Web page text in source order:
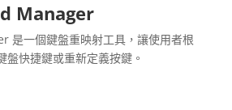
Manager
是一個鍵盤重映射工具，讓使用者根
盤快捷鍵或重新定義按鍵。